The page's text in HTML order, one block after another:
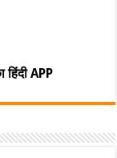
APP